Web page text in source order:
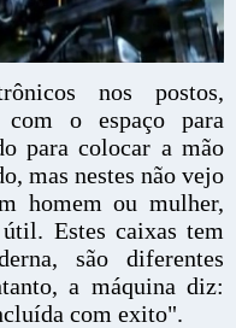
nos postos,
com o espaço para
para colocar a mão
mas nestes não vejo
homem ou mulher,
Estes caixas tem
são diferentes
a máquina diz:
com exito".